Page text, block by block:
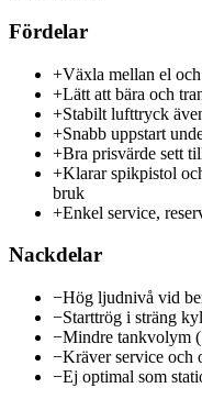
Fördelar
+Växla mellan el
+Lätt att bära och
+Stabilt lufttryck
+Snabb uppstart
+Bra prisvärde sett
+Klarar spikpistol
bruk
+Enkel service,
Nackdelar
−Hög ljudnivå vid
−Starttrög i sträng
−Mindre tankvolym
−Kräver service och
−Ej optimal som